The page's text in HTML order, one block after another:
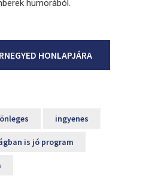
humorából.
HONLAPJÁRA
ingyenes
is jó program